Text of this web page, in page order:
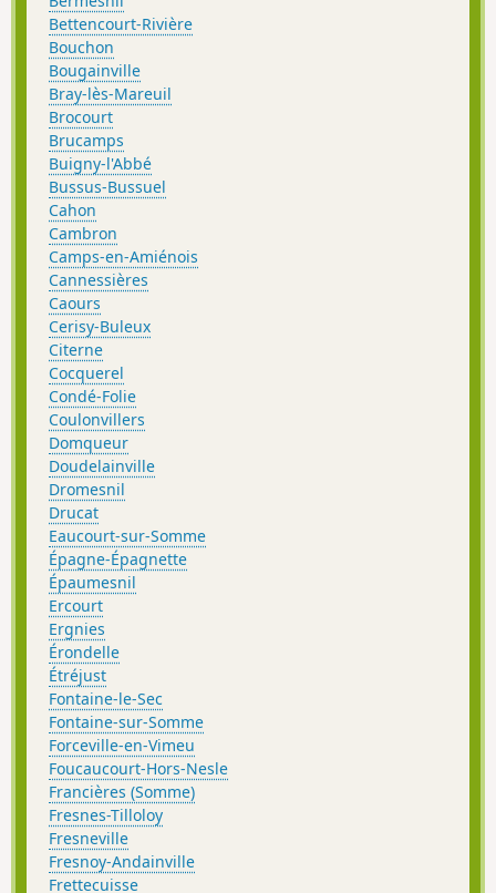
Bettencourt-Rivière
Bouchon
Bougainville
Bray-lès-Mareuil
Brocourt
Brucamps
Buigny-l'Abbé
Bussus-Bussuel
Cahon
Cambron
Camps-en-Amiénois
Cannessières
Caours
Cerisy-Buleux
Citerne
Cocquerel
Condé-Folie
Coulonvillers
Domqueur
Doudelainville
Dromesnil
Drucat
Eaucourt-sur-Somme
Épagne-Épagnette
Épaumesnil
Ercourt
Ergnies
Érondelle
Étréjust
Fontaine-le-Sec
Fontaine-sur-Somme
Forceville-en-Vimeu
Foucaucourt-Hors-Nesle
Francières (Somme)
Fresnes-Tilloloy
Fresneville
Fresnoy-Andainville
Frettecuisse